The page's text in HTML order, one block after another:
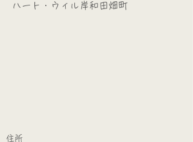
ハート・ウィル岸和田畑町
​ ​住所